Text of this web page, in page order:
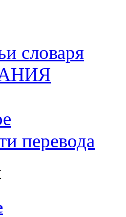
словаря
перевода